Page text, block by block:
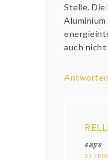
Stelle.
auch
Antworten
says
21